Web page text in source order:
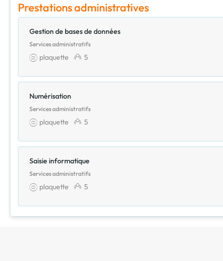
Prestations administratives
Gestion de bases de données
Services administratifs
plaquette 5
Numérisation
Services administratifs
plaquette 5
Saisie informatique
Services administratifs
plaquette 5